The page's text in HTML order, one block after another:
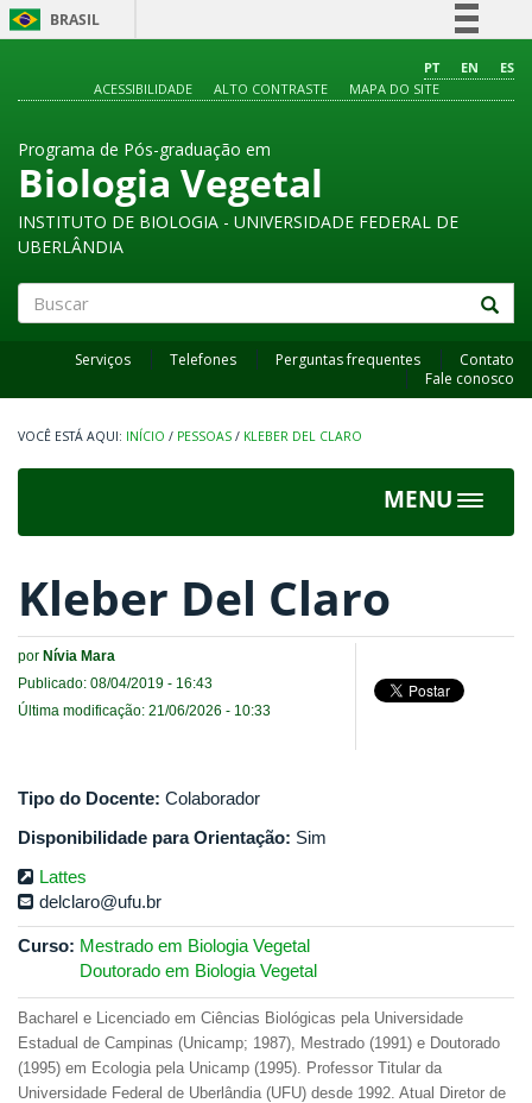
BRASIL
Comunica BR
Acesso à informação
PT EN
ES
ACESSIBILIDADE
ALTO CONTRASTE MAPA DO SITE
Programa de Pós-graduação em
Biologia Vegetal
INSTITUTO DE BIOLOGIA - UNIVERSIDADE FEDERAL DE
UBERLÂNDIA
Serviços Telefones Perguntas frequentes
Contato
Fale conosco
INÍCIO / PESSOAS / KLEBER DEL CLARO
MENU
Toggle
Kleber Del Claro
por Nívia Mara
Publicado: 08/04/2019 - 16:43
Última modificação: 21/06/2026 - 10:33
Tipo do Docente: Colaborador
Disponibilidade para Orientação: Sim
Lattes
delclaro@ufu.br
Curso: Mestrado em Biologia Vegetal
Doutorado em Biologia Vegetal
Bacharel e Licenciado em Ciências Biológicas pela Universidade
Estadual de Campinas (Unicamp; 1987), Mestrado (1991) e Doutorado
(1995) em Ecologia pela Unicamp (1995). Professor Titular da
Universidade Federal de Uberlândia (UFU) desde 1992. Atual Diretor de